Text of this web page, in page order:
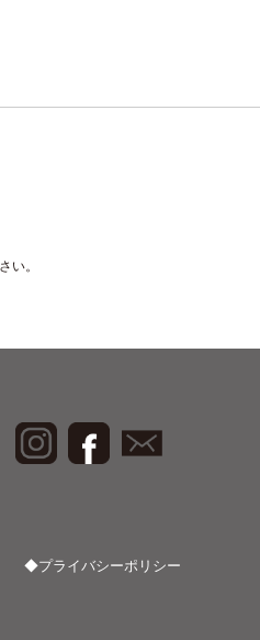
い。
◆プライバシーポリシー